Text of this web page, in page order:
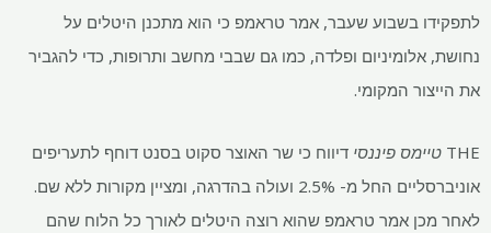
לתפקידו בשבוע שעבר, אמר טראמפ כי הוא מתכנן היטלים על
נחושת, אלומיניום ופלדה, כמו גם שבבי מחשב ותרופות, כדי להגביר
את הייצור המקומי.
THE טיימס פיננסי דיווח כי שר האוצר סקוט בסנט דוחף לתעריפים
אוניברסליים החל מ- 2.5% ועולה בהדרגה, ומציין מקורות ללא שם.
לאחר מכן אמר טראמפ שהוא רוצה היטלים לאורך כל הלוח שהם